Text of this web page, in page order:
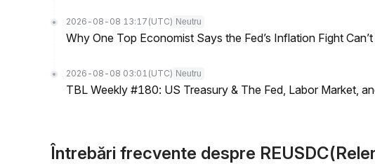
2026-08-08 13:17 (UTC) Neutru
Why One Top Economist Says the Fed’s Inflation Fight
2026-08-08 03:01 (UTC) Neutru
TBL Weekly #180: US Treasury & The Fed, Labor Market,
Întrebări frecvente despre